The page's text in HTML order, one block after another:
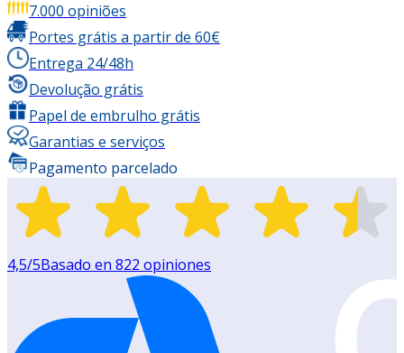
7.000 opiniões
Portes grátis a partir de 60€
Entrega 24/48h
Devolução grátis
Papel de embrulho grátis
Garantias e serviços
Pagamento parcelado
4,5/5Basado en 822 opiniones